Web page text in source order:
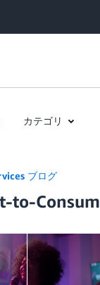
カテゴリ
ブログ
to-